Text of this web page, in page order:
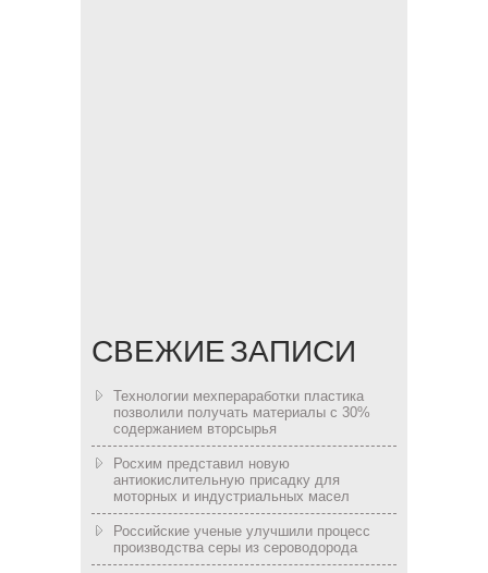
СВЕЖИЕ ЗАПИСИ
Технологии мехпераработки пластика
позволили получать материалы с 30%
содержанием вторсырья
Росхим представил новую
антиокислительную присадку для
моторных и индустриальных масел
Российские ученые улучшили процесс
производства серы из сероводорода